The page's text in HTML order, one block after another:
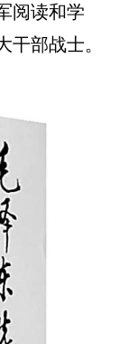
阅读和学
干部战士。